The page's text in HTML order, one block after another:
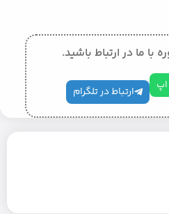
با ما در ارتباط باشید.
ارتباط در تلگرام